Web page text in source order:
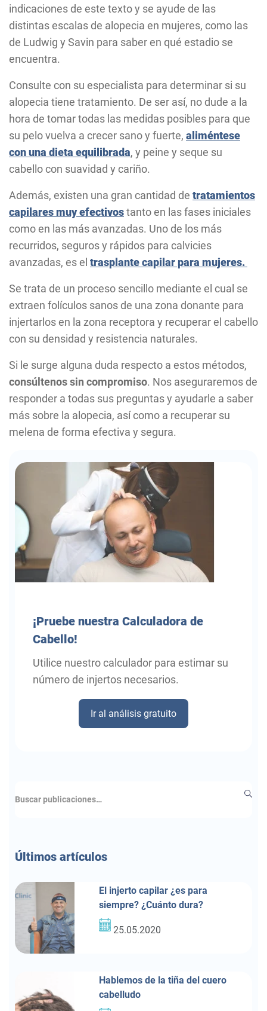
indicaciones de este texto y se ayude de las
distintas escalas de alopecia en mujeres, como las
de Ludwig y Savin para saber en qué estadio se
encuentra.
Consulte con su especialista para determinar si su
alopecia tiene tratamiento. De ser así, no dude a la
hora de tomar todas las medidas posibles para que
su pelo vuelva a crecer sano y fuerte, aliméntese
con una dieta equilibrada, y peine y seque su
cabello con suavidad y cariño.
Además, existen una gran cantidad de tratamientos
capilares muy efectivostanto en las fases iniciales
como en las más avanzadas. Uno de los más
recurridos, seguros y rápidos para calvicies
avanzadas, es el trasplante capilar para mujeres.
Se trata de un proceso sencillo mediante el cual se
extraen folículos sanos de una zona donante para
injertarlos en la zona receptora y recuperar el cabello
con su densidad y resistencia naturales.
Si le surge alguna duda respecto a estos métodos,
consúltenos sin compromiso. Nos aseguraremos de
responder a todas sus preguntas y ayudarle a saber
más sobre la alopecia, así como a recuperar su
melena de forma efectiva y segura.
¡Pruebe nuestra Calculadora de
Cabello!
Utilice nuestro calculador para estimar su
número de injertos necesarios.
Ir al análisis gratuito
Últimos artículos
El injerto capilar ¿es para
siempre? ¿Cuánto dura?
25.05.2020
Hablemos de la tiña del cuero
cabelludo